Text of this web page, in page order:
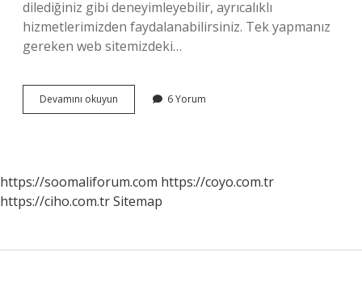
dilediğiniz gibi deneyimleyebilir, ayrıcalıklı
hizmetlerimizden faydalanabilirsiniz. Tek yapmanız
gereken web sitemizdeki…
Devamını okuyun
Kadın
6 Yorum
https://soomaliforum.com https://coyo.com.tr
https://ciho.com.trSitemap